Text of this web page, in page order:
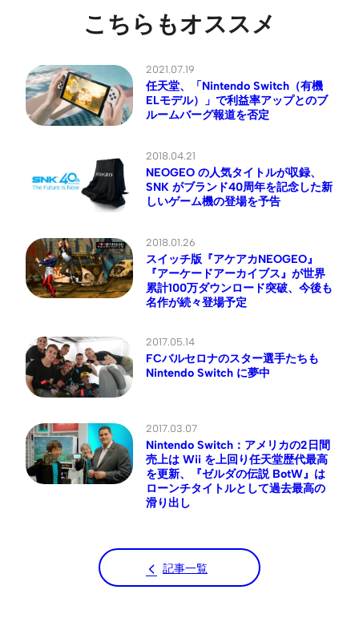
こちらもオススメ
2021.07.19
任天堂、「Nintendo Switch（有機
ELモデル）」で利益率アップとのブ
ルームバーグ報道を否定
2018.04.21
NEOGEO の人気タイトルが収録、
SNK がブランド40周年を記念した新
しいゲーム機の登場を予告
2018.01.26
スイッチ版『アケアカNEOGEO』
『アーケードアーカイブス』が世界
累計100万ダウンロード突破、今後も
名作が続々登場予定
2017.05.14
FCバルセロナのスター選手たちも
Nintendo Switch に夢中
2017.03.07
Nintendo Switch：アメリカの2日間
売上は Wii を上回り任天堂歴代最高
を更新、『ゼルダの伝説 BotW』は
ローンチタイトルとして過去最高の
滑り出し
記事一覧